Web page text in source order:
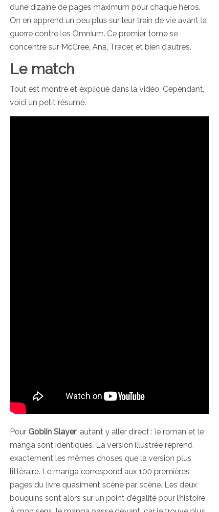
d’une dizaine de pages maximum pour chaque héros.
On en apprend un peu plus sur leur train de vie avant la
guerre contre les Omnium. Ce premier tome se
concentre sur McCree, Ana, Tracer, et bien d’autres.
Le match
Tout est montré et expliqué dans la vidéo. Cependant,
voici un petit résumé.
Pour Goblin Slayer, autant y aller direct : le roman et le
manga sont identiques. La version illustrée reprend
exactement les mêmes choses que la version plus
littéraire. Le manga correspond aux 100 premières
pages du livre quasiment scène par scène. Les deux
bouquins sont alors sur un point d’égalité pour l’histoire.